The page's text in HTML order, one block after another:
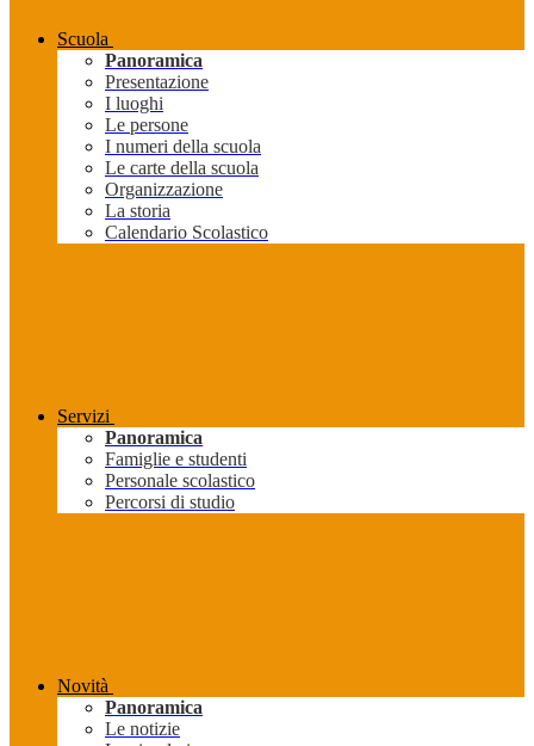
Scuola
Panoramica
Presentazione
I luoghi
Le persone
I numeri della scuola
Le carte della scuola
Organizzazione
La storia
Calendario Scolastico
Servizi
Panoramica
Famiglie e studenti
Personale scolastico
Percorsi di studio
Novità
Panoramica
Le notizie